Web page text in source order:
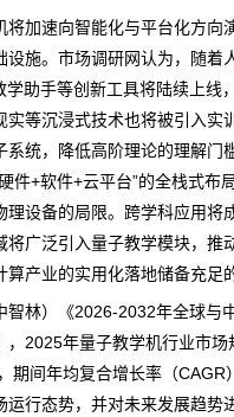
加速向智能化与平台化方向
施。 市场调研网认为，随着
学助手等创新工具将陆续上线
实等沉浸式技术也将被引入实
系统，降低高阶理论的理解门
件+软件+云平台”的全栈式布
理设备的局限。跨学科应用将
将广泛引入量子教学模块，推
算产业的实用化落地储备充足
林）《2026-2032年全球与
，2025年量子教学机行业市
期间年均复合增长率（CAGR
运行态势，并对未来发展趋势